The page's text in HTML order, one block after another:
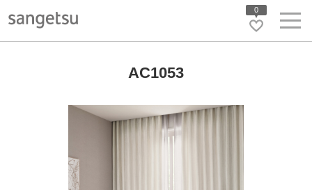
0
AC1053